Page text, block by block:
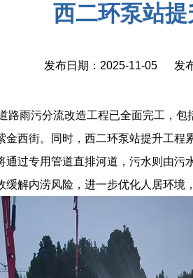
西二环泵站
发布日期：2025-11-05 发
路雨污分流改造工程已全面完工，
金西街。同时，西二环泵站提升工程
通过专用管道直排河道，污水则由
缓解内涝风险，进一步优化人居环境